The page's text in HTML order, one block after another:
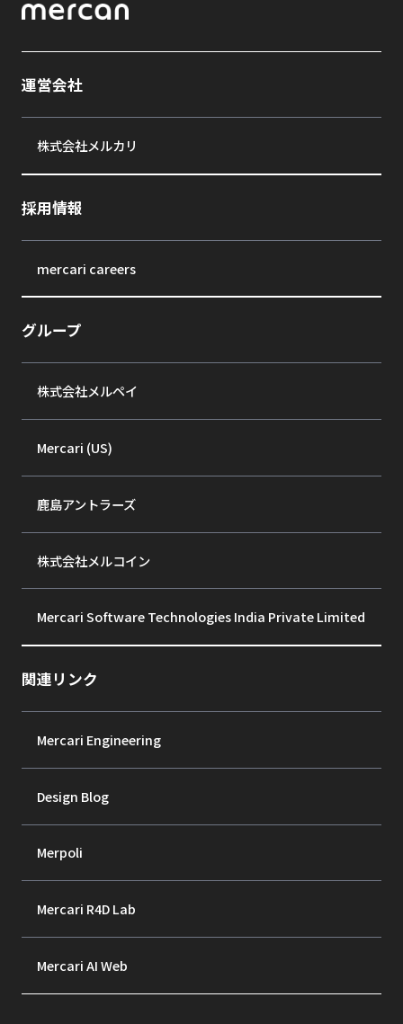
運営会社
株式会社メルカリ
採用情報
mercari careers
グループ
株式会社メルペイ
Mercari (US)
鹿島アントラーズ
株式会社メルコイン
Mercari Software Technologies India Private Limited
関連リンク
Mercari Engineering
Design Blog
Merpoli
Mercari R4D Lab
Mercari AI Web